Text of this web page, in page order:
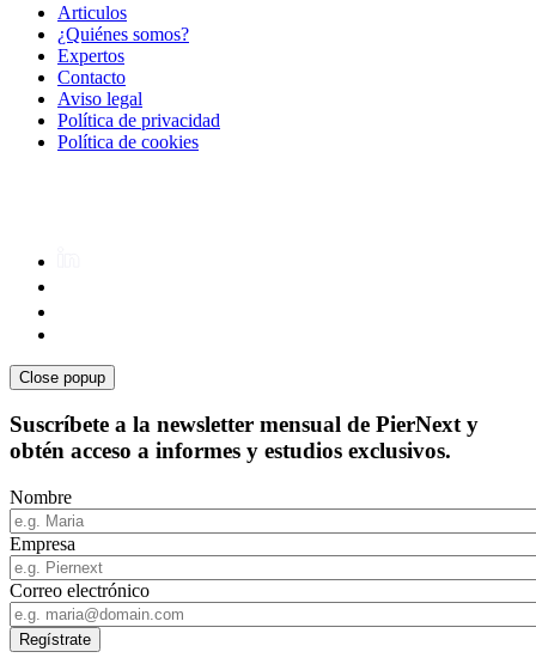
Articulos
¿Quiénes somos?
Expertos
Contacto
Aviso legal
Política de privacidad
Política de cookies
Close popup
Suscríbete a la newsletter mensual de PierNext y
obtén acceso a informes y estudios exclusivos.
Nombre
Empresa
Correo electrónico